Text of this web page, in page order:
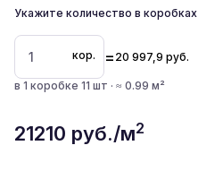
Укажите количество в коробках
кор. = 20 997,9 руб.
в 1 коробке 11 шт · ≈ 0.99 м²
21210 руб./м2